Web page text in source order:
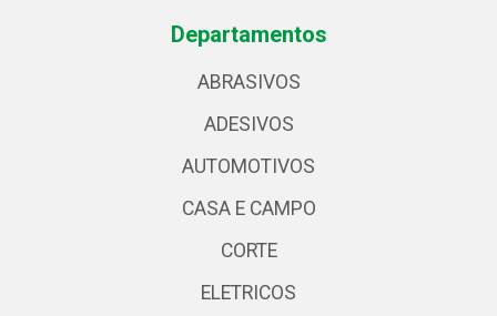
Departamentos
ABRASIVOS
ADESIVOS
AUTOMOTIVOS
CASA E CAMPO
CORTE
ELETRICOS